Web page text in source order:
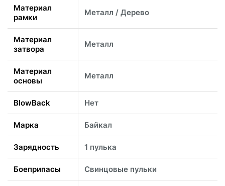
Материал
рамки
Металл / Дерево
Материал
затвора
Металл
Материал
основы
Металл
BlowBack Нет
Марка Байкал
Зарядность 1 пулька
Боеприпасы Свинцовые пульки